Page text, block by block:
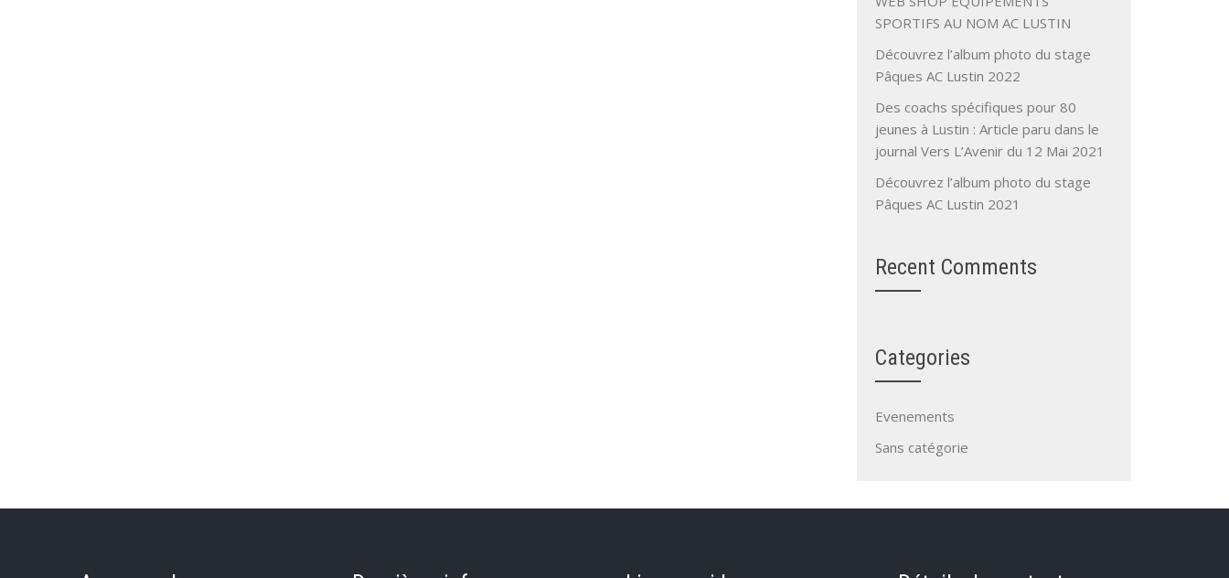
SPORTIFS AU NOM AC LUSTIN
Découvrez l’album photo du stage
Pâques AC Lustin 2022
Des coachs spécifiques pour 80
jeunes à Lustin : Article paru dans le
journal Vers L’Avenir du 12 Mai 2021
Découvrez l’album photo du stage
Pâques AC Lustin 2021
Recent Comments
Categories
Evenements
Sans catégorie